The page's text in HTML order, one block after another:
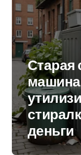
Старая
деньги